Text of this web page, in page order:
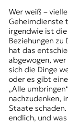
Wer weiß –
Geheimdienste
irgendwie ist
Beziehungen zu
hat das
abgewogen,
sich die Dinge
oder es gibt
„Alle
nachzudenken,
Staate
endlich, und